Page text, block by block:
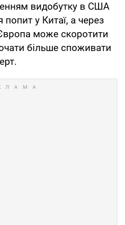
видобутку в США
у Китаї, а через
може скоротити
більше споживати